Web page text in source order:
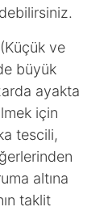
ve
büyük
ayakta
için
tescili,
altına
taklit